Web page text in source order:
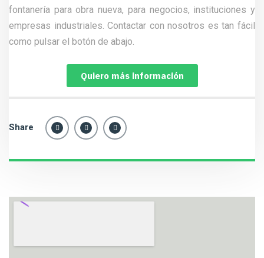
fontanería para obra nueva, para negocios, instituciones y
empresas industriales. Contactar con nosotros es tan fácil
como pulsar el botón de abajo.
Quiero más información
Share